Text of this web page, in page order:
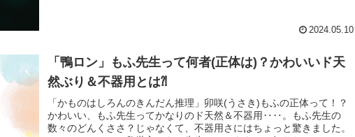
2024.05.10
「鴨ロン」もふ先生って何者(正体は)？かわいいド天
然ぶり＆不器用とは⁈
「かものはしろんのきんだん推理」卯咲(うさき)もふの正体って！？
かわいい、もふ先生ってかなりのド天然＆不器用‥‥。もふ先生の
数々のどんくささ？じゃなくて、不器用さにはちょっと驚きました。